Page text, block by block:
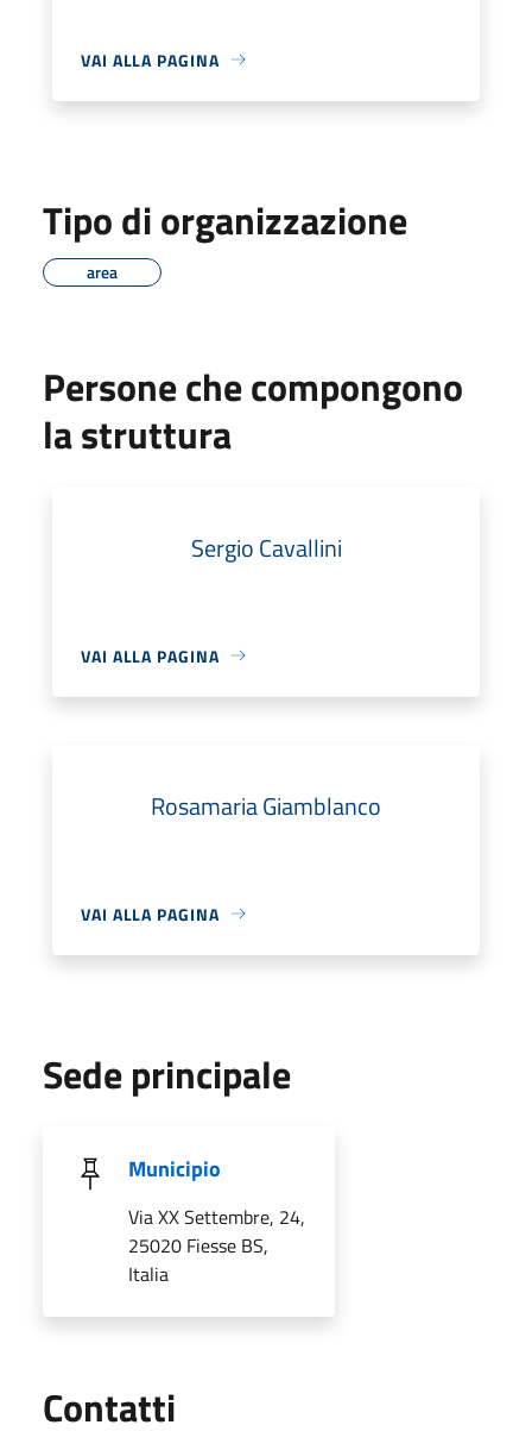
VAI ALLA PAGINA
Tipo di organizzazione
area
Persone che compongono
la struttura
Sergio Cavallini
VAI ALLA PAGINA
Rosamaria Giamblanco
VAI ALLA PAGINA
Sede principale
Municipio
Via XX Settembre, 24,
25020 Fiesse BS,
Italia
Contatti